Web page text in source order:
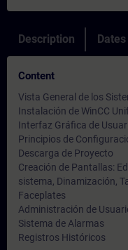
Description
Content
Vista General de los
Instalación de WinCC
Interfaz Gráfica de
Principios de
Descarga de Proyecto
Creación de Pantallas:
sistema, Dinamización,
Faceplates
Administración de
Sistema de Alarmas
Registros Históricos